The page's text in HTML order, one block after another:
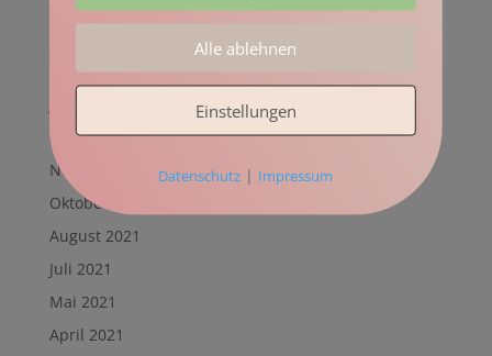
April 2022
Februar 2022
Dezember 2021
November 2021
Oktober 2021
August 2021
Juli 2021
Mai 2021
April 2021
Alle ablehnen
Einstellungen
Datenschutz | Impressum